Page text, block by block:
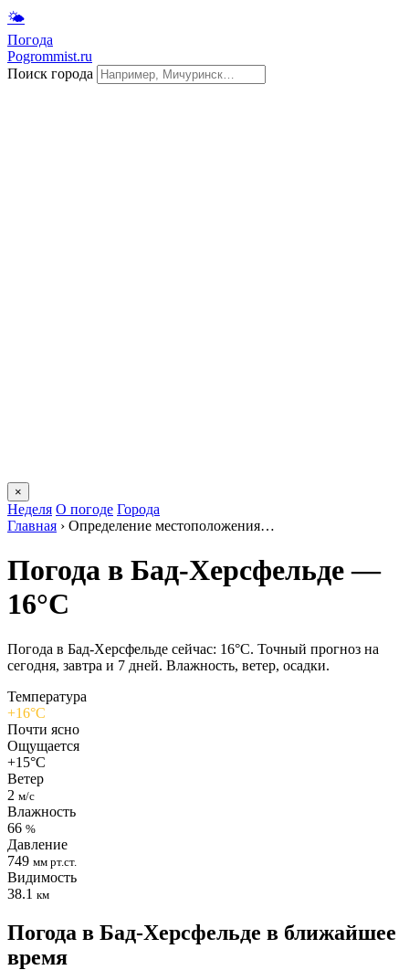
🌤
Погода
Pogrommist.ru
Поиск города
×
Неделя О погоде Города
Главная › Определение местоположения…
Погода в Бад-Херсфельде —
16°C
Погода в Бад-Херсфельде сейчас: 16°C. Точный прогноз на
сегодня, завтра и 7 дней. Влажность, ветер, осадки.
Температура
+16°C
Почти ясно
Ощущается
+15°C
Ветер
2 м/с
Влажность
66 %
Давление
749 мм рт.ст.
Видимость
38.1 км
Погода в Бад-Херсфельде в ближайшее
время